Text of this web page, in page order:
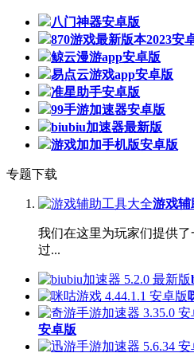
八门神器安卓版
870游戏最新版本2023安
鲸云漫游app安卓版
易点云游戏app安卓版
准星助手安卓版
99手游加速器安卓版
biubiu加速器最新版
游戏加加手机版安卓版
专题下载
游戏辅
我们在这里为玩家们提供
过...
安卓版